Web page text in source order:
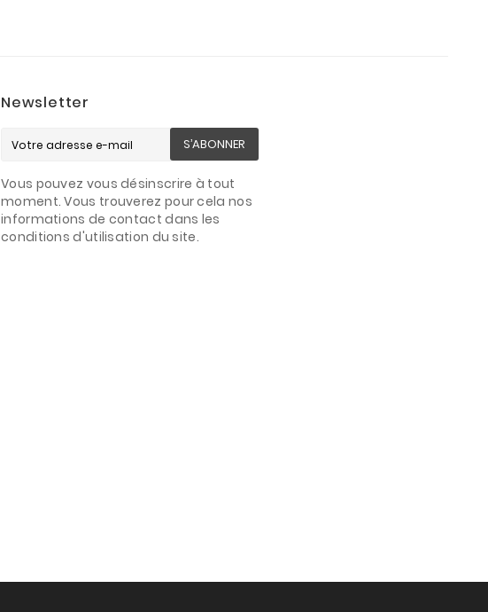
Newsletter
S’ABONNER
Vous pouvez vous désinscrire à tout
moment. Vous trouverez pour cela nos
informations de contact dans les
conditions d'utilisation du site.